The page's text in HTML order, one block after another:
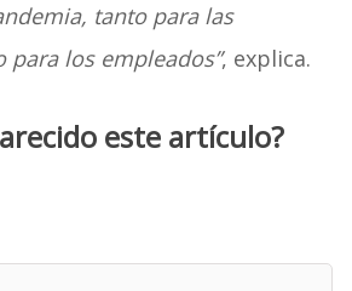
tanto para las
para los empleados”, explica.
este artículo?